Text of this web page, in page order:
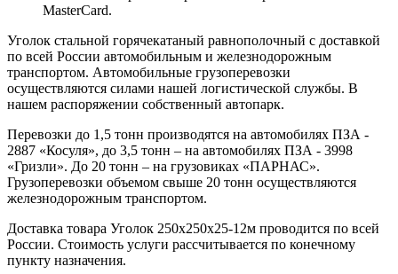
MasterCard.
Уголок стальной горячекатаный равнополочный с доставкой
по всей России автомобильным и железнодорожным
транспортом. Автомобильные грузоперевозки
осуществляются силами нашей логистической службы. В
нашем распоряжении собственный автопарк.
Перевозки до 1,5 тонн производятся на автомобилях ПЗА -
2887 «Косуля», до 3,5 тонн – на автомобилях ПЗА - 3998
«Гризли». До 20 тонн – на грузовиках «ПАРНАС».
Грузоперевозки объемом свыше 20 тонн осуществляются
железнодорожным транспортом.
Доставка товара Уголок 250х250х25-12м проводится по всей
России. Стоимость услуги рассчитывается по конечному
пункту назначения.